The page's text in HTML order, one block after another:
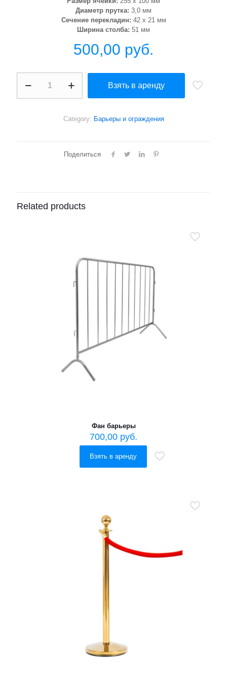
Диаметр прутка: 3,0 мм
Сечение перекладин: 42 х 21 мм
Ширина столба: 51 мм
500,00 руб.
ограждение
СЕТКА
Взять в аренду
Category: Барьеры и ограждения
Поделиться
Related products
Фан барьеры
700,00 руб.
Взять в аренду